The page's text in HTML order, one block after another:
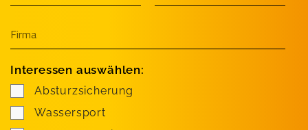
Interessen auswählen:
Absturzsicherung
Wassersport